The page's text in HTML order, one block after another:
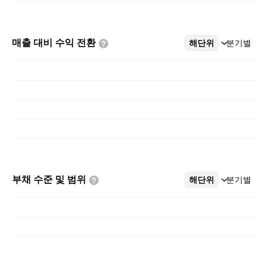
매출 대비 수익 전환 해단위 분기별
더보기
부채 수준 및 범위 해단위 분기별
더보기